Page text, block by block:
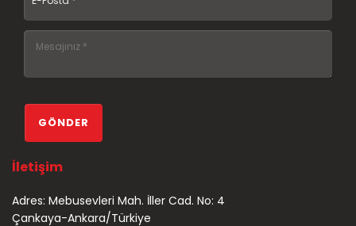
İletişim
Adres: Mebusevleri Mah. İller Cad. No: 4
Çankaya-Ankara/Türkiye